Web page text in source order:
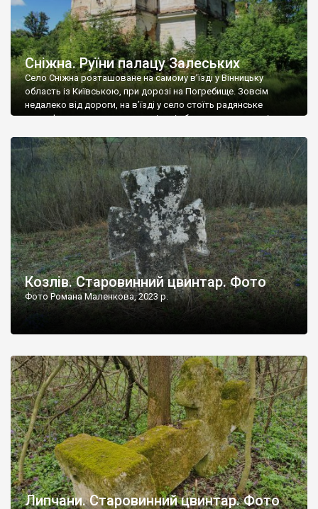
Сніжна. Руїни палацу Залеських
Село Сніжна розташоване на самому в’їзді у Вінницьку
область із Київською, при дорозі на Погребище. Зовсім
недалеко від дороги, на в’їзді у село стоїть радянське
рельєфне пано, яке показує жінку і яблуню, а трохи далі, десь
не видно, але видно дві стареньких колії у траві – […]
Козлів. Старовинний цвинтар. Фото
Фото Романа Маленкова, 2023 р.
Липчани. Старовинний цвинтар. Фото